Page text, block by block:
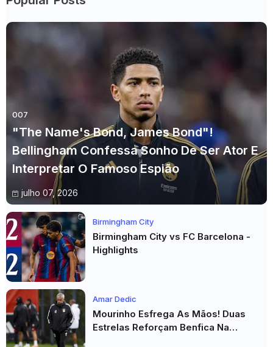
007
"The Name's Bond, James Bond"!
Bellingham Confessa Sonho De Ser Ator E
Interpretar O Famoso Espião
julho 07, 2026
Birmingham City
Birmingham City vs FC Barcelona -
Highlights
Amar Dedic
Mourinho Esfrega As Mãos! Duas
Estrelas Reforçam Benfica Na